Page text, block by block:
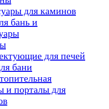
для каминов
бань и
для печей
бани
и порталы для